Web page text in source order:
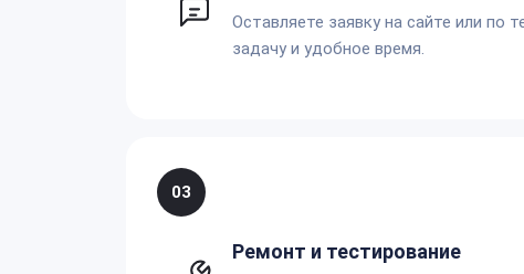
Оставляете заявку на сайте или по
задачу и удобное время.
03
Ремонт и тестирование